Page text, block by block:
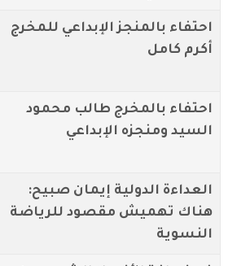
احتفاء بالمنجز الإبداعي للمخرج
أكرم كامل
احتفاء بالمخرج طالب محمود
السيد ومنجزه الإبداعي
العداءة الدولية إيمان صبيح:
هناك تهميش مقصود للرياضة
النسوية